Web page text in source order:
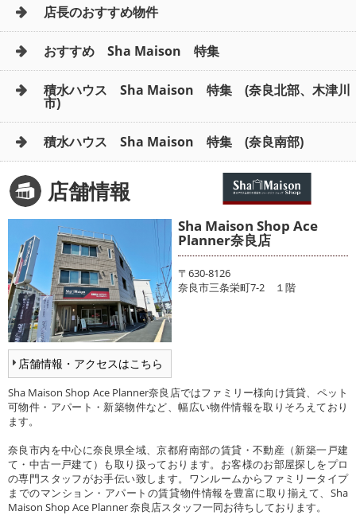
店長のおすすめ物件
おすすめ Sha Maison 特集
積水ハウス Sha Maison 特集 (奈良北部、木津川
市)
積水ハウス Sha Maison 特集 (奈良南部)
店舗情報
店舗情報・アクセスはこちら
Sha Maison Shop Ace
Planner奈良店
〒630-8126
奈良市三条栄町7-2 １階
Sha Maison Shop Ace Planner奈良店ではファミリー様向け賃貸、ペット
可物件・アパート・新築物件など、幅広い物件情報を取りそろえており
ます。
奈良市内を中心に奈良県全域、京都府南部の賃貸・不動産（新築一戸建
て・中古一戸建て）も取り扱っております。お客様のお部屋探しをプロ
の専門スタッフがお手伝い致します。ワンルームからファミリータイプ
までのマンション・アパートの賃貸物件情報を豊富に取り揃えて、Sha
Maison Shop Ace Planner 奈良店スタッフ一同お待ちしております。